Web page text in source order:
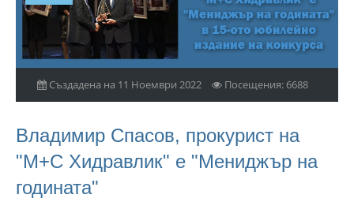
Създадена на 11 Ноември 2022 Посещения: 6688
Владимир Спасов, прокурист на
"М+С Хидравлик" е "Мениджър на
годината"